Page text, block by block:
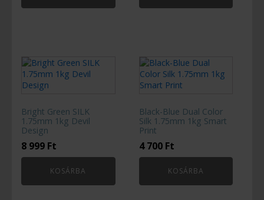
Bright Green SILK
1.75mm 1kg Devil
Design
8 999 Ft
KOSÁRBA
Black-Blue Dual Color
Silk 1.75mm 1kg Smart
Print
4 700 Ft
KOSÁRBA